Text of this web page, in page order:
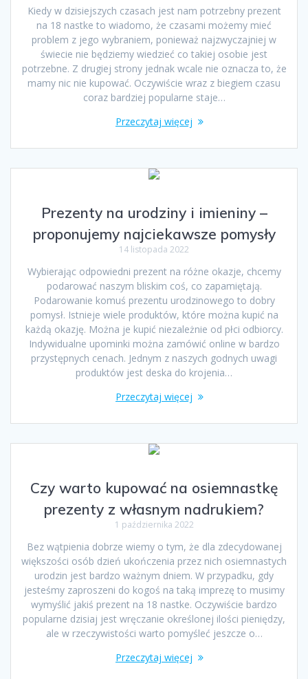
Kiedy w dzisiejszych czasach jest nam potrzebny prezent
na 18 nastke to wiadomo, że czasami możemy mieć
problem z jego wybraniem, ponieważ najzwyczajniej w
świecie nie będziemy wiedzieć co takiej osobie jest
potrzebne. Z drugiej strony jednak wcale nie oznacza to, że
mamy nic nie kupować. Oczywiście wraz z biegiem czasu
coraz bardziej popularne staje…
Przeczytaj więcej
Prezenty na urodziny i imieniny –
proponujemy najciekawsze pomysły
14 listopada 2022
Wybierając odpowiedni prezent na różne okazje, chcemy
podarować naszym bliskim coś, co zapamiętają.
Podarowanie komuś prezentu urodzinowego to dobry
pomysł. Istnieje wiele produktów, które można kupić na
każdą okazję. Można je kupić niezależnie od płci odbiorcy.
Indywidualne upominki można zamówić online w bardzo
przystępnych cenach. Jednym z naszych godnych uwagi
produktów jest deska do krojenia…
Przeczytaj więcej
Czy warto kupować na osiemnastkę
prezenty z własnym nadrukiem?
1 października 2022
Bez wątpienia dobrze wiemy o tym, że dla zdecydowanej
większości osób dzień ukończenia przez nich osiemnastych
urodzin jest bardzo ważnym dniem. W przypadku, gdy
jesteśmy zaproszeni do kogoś na taką imprezę to musimy
wymyślić jakiś prezent na 18 nastke. Oczywiście bardzo
popularne dzisiaj jest wręczanie określonej ilości pieniędzy,
ale w rzeczywistości warto pomyśleć jeszcze o…
Przeczytaj więcej